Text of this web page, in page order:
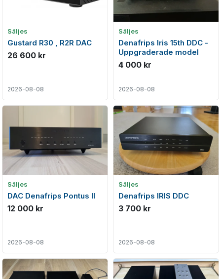
Säljes
Gustard R30 , R2R DAC
26 600 kr
2026-08-08
Säljes
Denafrips Iris 15th DDC -
Uppgraderade model
4 000 kr
2026-08-08
Säljes
DAC Denafrips Pontus II
12 000 kr
2026-08-08
Säljes
Denafrips IRIS DDC
3 700 kr
2026-08-08